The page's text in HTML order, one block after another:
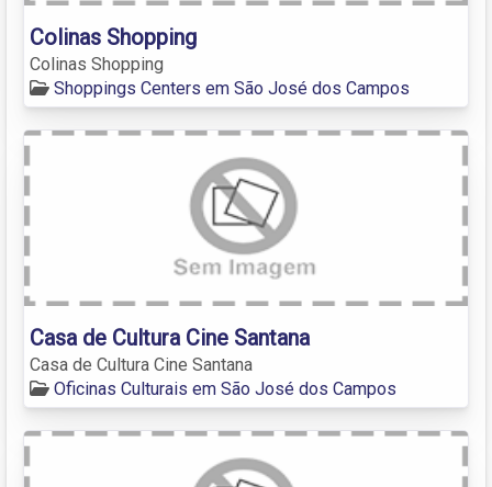
Colinas Shopping
Colinas Shopping
Shoppings Centers em São José dos Campos
Casa de Cultura Cine Santana
Casa de Cultura Cine Santana
Oficinas Culturais em São José dos Campos